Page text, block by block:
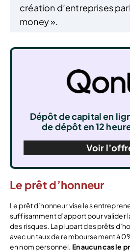
création d’entreprises
money ».
Dépôt de capital en
de dépôt en 12
Voir
Le prêt d’honneur
Le prêt d’honneur vise les
suffisamment d’apport pour valider
des risques. La plupart des prêts
avec un taux de remboursement à
en nom personnel. En aucun cas le